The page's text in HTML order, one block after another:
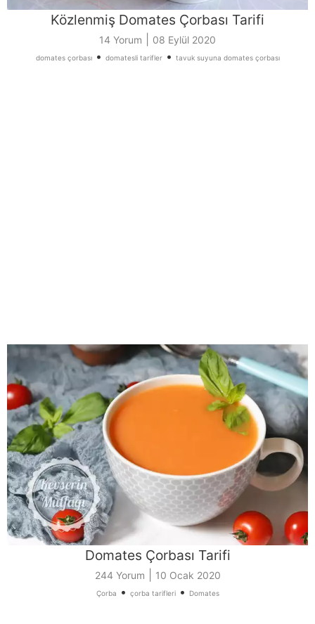
Közlenmiş Domates Çorbası Tarifi
14 Yorum 08 Eylül 2020
domates çorbası• domatesli tarifler• tavuk suyuna domates çorbası
Domates Çorbası Tarifi
244 Yorum 10 Ocak 2020
Çorba • çorba tarifleri• Domates